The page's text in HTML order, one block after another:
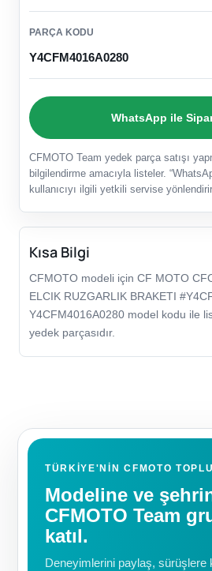
PARÇA KODU
Y4CFM4016A0280
WhatsApp ile
CFMOTO Team yedek parça satışı
bilgilendirme amacıyla listeler.
kullanıcıyı ilgili yetkili servise
Kısa Bilgi
CFMOTO modeli için CF MOTO
ELCIK RUZGARLIK BRAKETI
Y4CFM4016A0280 model kodu ile
yedek parçasıdır.
TÜRKIYE'NIN CFMOTO
Modeline ve
CFMOTO Team
katıl.
Deneyimlerini paylaş, sürüşlere